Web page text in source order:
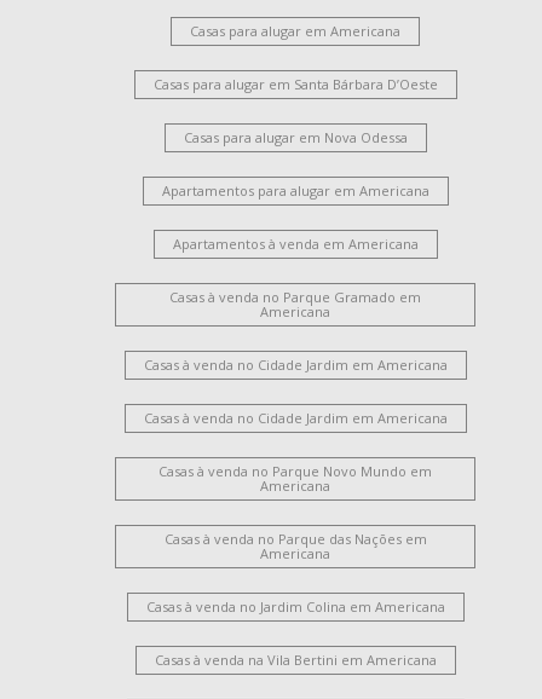
Casas para alugar em Americana
Casas para alugar em Santa Bárbara D’Oeste
Casas para alugar em Nova Odessa
Apartamentos para alugar em Americana
Apartamentos à venda em Americana
Casas à venda no Parque Gramado em
Americana
Casas à venda no Cidade Jardim em Americana
Casas à venda no Cidade Jardim em Americana
Casas à venda no Parque Novo Mundo em
Americana
Casas à venda no Parque das Nações em
Americana
Casas à venda no Jardim Colina em Americana
Casas à venda na Vila Bertini em Americana